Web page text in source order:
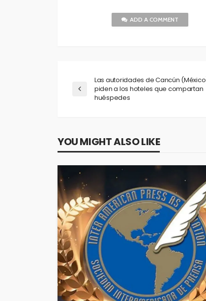
ADD A COMMENT
Las autoridades de Cancún
piden a los hoteles que compartan
huéspedes
YOU MIGHT ALSO LIKE